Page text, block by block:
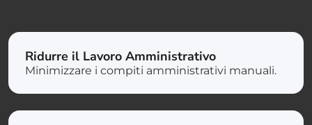
Ridurre il Lavoro Amministrativo
Minimizzare i compiti amministrativi manuali.